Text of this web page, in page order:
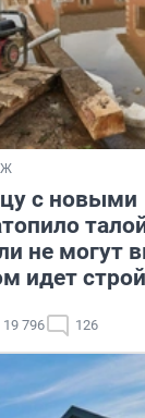
с новыми
не могут
идет
19 796 126